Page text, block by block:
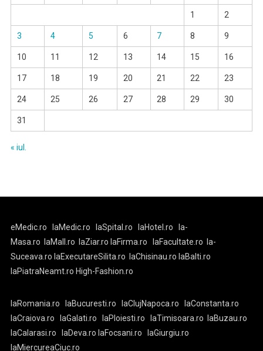
1 2
3 4 5 6 7 8 9
10 11 12 13 14 15 16
17 18 19 20 21 22 23
24 25 26 27 28 29 30
31
« iul.
eMedic.ro laMedic.ro laSpital.ro laHotel.ro
la-
Masa.ro
laMall.ro laZiar.ro laFirma.ro laFacultate.ro
la-
Suceava.ro laExecutareSilita.ro laChisinau.ro laBalti.ro
laPiatraNeamt.ro High-Fashion.ro
laRomania.ro laBucuresti.ro laClujNapoca.ro
laConstanta.ro
laCraiova.ro
laGalati.ro laPloiesti.ro laTimisoara.ro
laBuzau.ro
laCalarasi.ro
laDeva.ro laFocsani.ro
laGiurgiu.ro
laMiercureaCiuc.ro